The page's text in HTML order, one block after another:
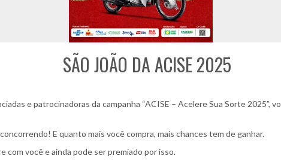
SÃO JOÃO DA ACISE 2025
e patrocinadoras da campanha “ACISE – Acelere Sua Sorte 2025”,
E quanto mais você compra, mais chances tem de ganhar.
com você e ainda pode ser premiado por isso.